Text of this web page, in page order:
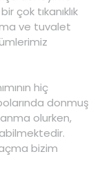
çok tıkanıklık
ve tuvalet
hiç
donmuş
olurken,
bizim